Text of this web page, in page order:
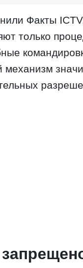
Факты
только
механизм